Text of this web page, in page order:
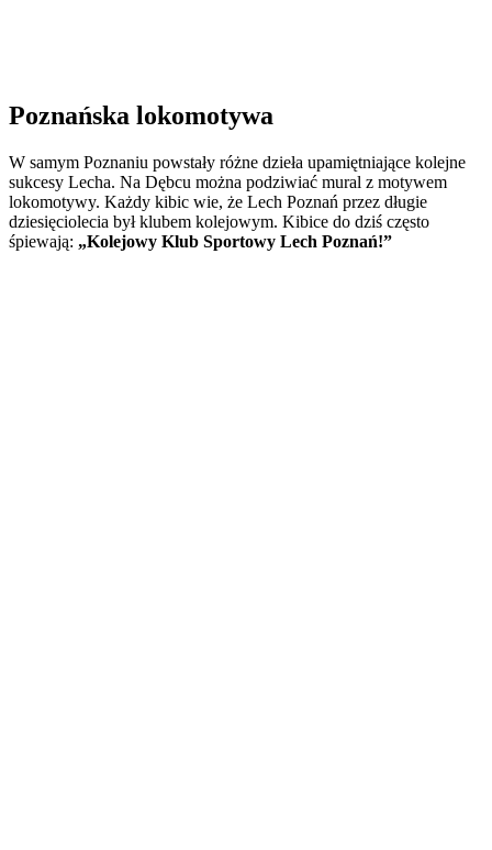
Poznańska lokomotywa
W samym Poznaniu powstały różne dzieła upamiętniające kolejne
sukcesy Lecha. Na Dębcu można podziwiać mural z motywem
lokomotywy. Każdy kibic wie, że Lech Poznań przez długie
dziesięciolecia był klubem kolejowym. Kibice do dziś często
śpiewają: „Kolejowy Klub Sportowy Lech Poznań!”